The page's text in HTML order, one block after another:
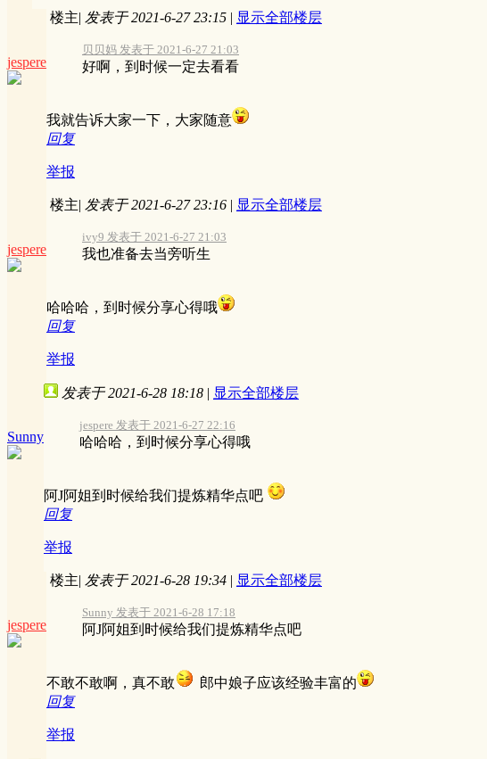
jespere
楼主| 发表于 2021-6-27 23:15 | 显示全部楼层
贝贝妈 发表于 2021-6-27 21:03
好啊，到时候一定去看看
我就告诉大家一下，大家随意
回复
举报
jespere
楼主| 发表于 2021-6-27 23:16 | 显示全部楼层
ivy9 发表于 2021-6-27 21:03
我也准备去当旁听生
哈哈哈，到时候分享心得哦
回复
举报
Sunny
发表于 2021-6-28 18:18 | 显示全部楼层
jespere 发表于 2021-6-27 22:16
哈哈哈，到时候分享心得哦
阿J阿姐到时候给我们提炼精华点吧
回复
举报
jespere
楼主| 发表于 2021-6-28 19:34 | 显示全部楼层
Sunny 发表于 2021-6-28 17:18
阿J阿姐到时候给我们提炼精华点吧
不敢不敢啊，真不敢
郎中娘子应该经验丰富的
回复
举报